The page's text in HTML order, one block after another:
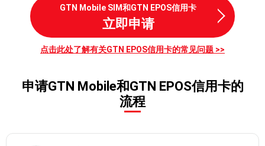
在使用GTN EPOS信用卡同时，可以获得多
种语言支援！
GTN Mobile SIM和GTN EPOS信用卡
立即申请
点击此处了解有关GTN EPOS信用卡的常见问题 >>
申请GTN Mobile和GTN EPOS信用卡的
流程